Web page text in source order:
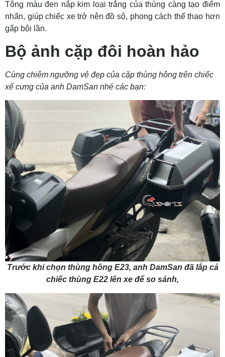
Tông màu đen nắp kim loại trắng của thùng càng tạo điểm
nhấn, giúp chiếc xe trở nên đồ sộ, phong cách thể thao hơn
gấp bội lần.
Bộ ảnh cặp đôi hoàn hảo
Cùng chiêm ngưỡng vẻ đẹp của cặp thùng hông trên chiếc
xế cưng của anh DamSan nhé các bạn:
Trước khi chọn thùng hông E23, anh DamSan đã lắp cả
chiếc thùng E22 lên xe để so sánh,